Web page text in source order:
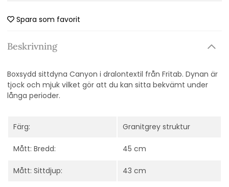
Spara som favorit
Beskrivning
Boxsydd sittdyna Canyon i dralontextil från Fritab. Dynan är
tjock och mjuk vilket gör att du kan sitta bekvämt under
långa perioder.
Färg: Granitgrey struktur
Mått: Bredd: 45 cm
Mått: Sittdjup: 43 cm